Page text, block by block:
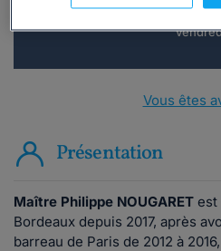
ou appelez le01 75 75 42
Vous êtes
Présentation
Maître Philippe NOUGARET est
Bordeaux depuis 2017, après
barreau de Paris de 2012 à